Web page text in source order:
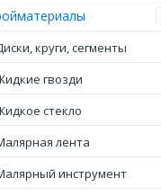
круги, сегменты
гвозди
стекло
лента
инструмент